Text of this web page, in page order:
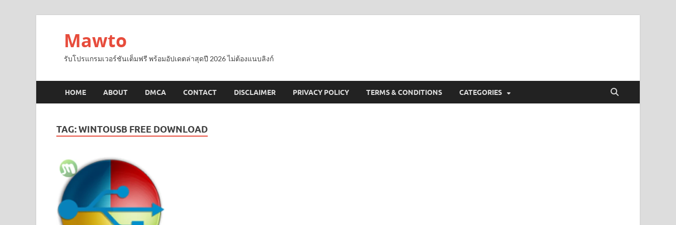
Mawto
รับโปรแกรมเวอร์ชันเต็มฟรี พร้อมอัปเดตล่าสุดปี 2026 ไม่ต้องแนบลิงก์
HOME ABOUT DMCA CONTACT DISCLAIMER PRIVACY POLICY TERMS & CONDITIONS CATEGORIES
TAG:WINTOUSB FREE DOWNLOAD